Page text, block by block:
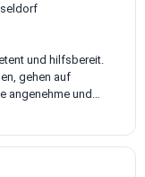
und hilfsbereit.
gehen auf
angenehme und
Die
beeindruckt hat